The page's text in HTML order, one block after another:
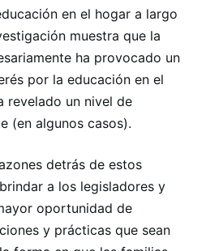
en el hogar a largo
muestra que la
ha provocado un
por la educación en el
revelado un nivel de
(en algunos casos).
detrás de estos
a los legisladores y
oportunidad de
y prácticas que sean